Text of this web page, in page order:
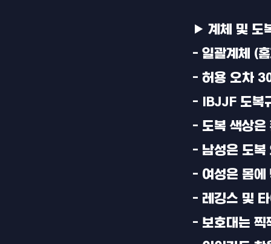
▶ 계체 및 도
- 일괄계체 (
- 허용 오차
- IBJJF 도복
- 도복 색상은
- 남성은 도복
- 여성은 몸에
- 레깅스 및
- 보호대는 찍